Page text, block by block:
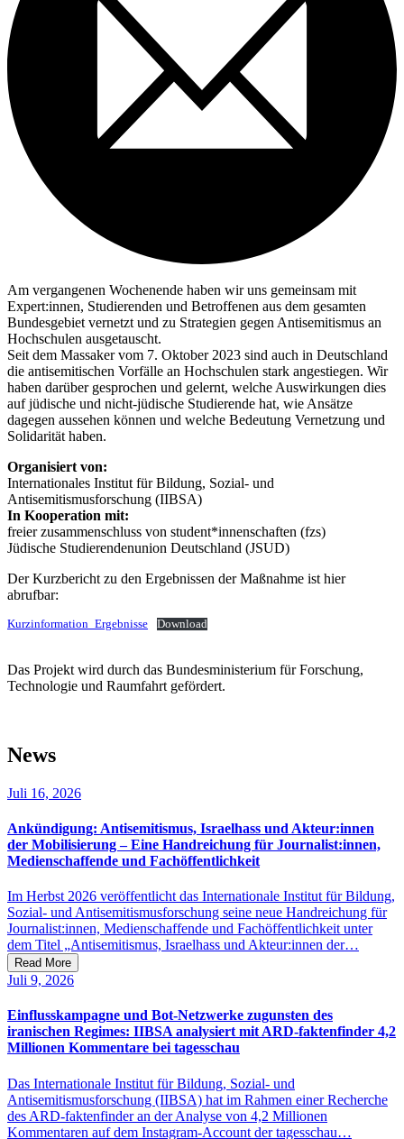
Am vergangenen Wochenende haben wir uns gemeinsam mit
Expert:innen, Studierenden und Betroffenen aus dem gesamten
Bundesgebiet vernetzt und zu Strategien gegen Antisemitismus an
Hochschulen ausgetauscht.
Seit dem Massaker vom 7. Oktober 2023 sind auch in Deutschland
die antisemitischen Vorfälle an Hochschulen stark angestiegen. Wir
haben darüber gesprochen und gelernt, welche Auswirkungen dies
auf jüdische und nicht-jüdische Studierende hat, wie Ansätze
dagegen aussehen können und welche Bedeutung Vernetzung und
Solidarität haben.
Organisiert von:
Internationales Institut für Bildung, Sozial- und
Antisemitismusforschung (IIBSA)
In Kooperation mit:
freier zusammenschluss von student*innenschaften (fzs)
Jüdische Studierendenunion Deutschland (JSUD)
Der Kurzbericht zu den Ergebnissen der Maßnahme ist hier
abrufbar:
Kurzinformation_Ergebnisse Download
Das Projekt wird durch das Bundesministerium für Forschung,
Technologie und Raumfahrt gefördert.
News
Juli 16, 2026
Ankündigung: Antisemitismus, Israelhass und Akteur:innen
der Mobilisierung – Eine Handreichung für Journalist:innen,
Medienschaffende und Fachöffentlichkeit
Im Herbst 2026 veröffentlicht das Internationale Institut für Bildung,
Sozial- und Antisemitismusforschung seine neue Handreichung für
Journalist:innen, Medienschaffende und Fachöffentlichkeit unter
dem Titel „Antisemitismus, Israelhass und Akteur:innen der…
Read More
Juli 9, 2026
Einflusskampagne und Bot-Netzwerke zugunsten des
iranischen Regimes: IIBSA analysiert mit ARD-faktenfinder 4,2
Millionen Kommentare bei tagesschau
Das Internationale Institut für Bildung, Sozial- und
Antisemitismusforschung (IIBSA) hat im Rahmen einer Recherche
des ARD-faktenfinder an der Analyse von 4,2 Millionen
Kommentaren auf dem Instagram-Account der tagesschau…